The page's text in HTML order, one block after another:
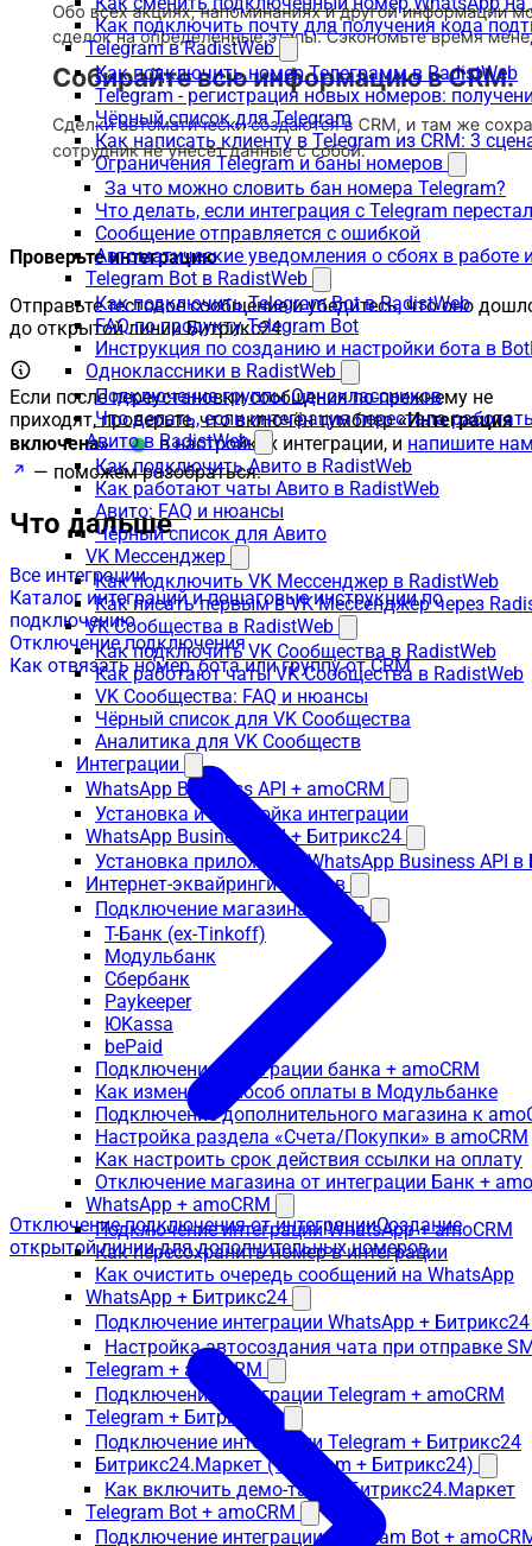
Как подключить почту для получения кода
Telegram в RadistWeb
Как подключить номер Телеграмм в RadistWeb
Telegram - регистрация новых номеров:
Чёрный список для Telegram
Как написать клиенту в Telegram из CRM: 3
Ограничения Telegram и баны номеров
За что можно словить бан номера Telegram?
Что делать, если интеграция с Telegram
Сообщение отправляется с ошибкой
Автоматические уведомления о сбоях в работе
Telegram Bot в RadistWeb
Как подключить Telegram Bot в RadistWeb
FAQ по продукту Telegram Bot
Инструкция по созданию и настройки бота в
Одноклассники в RadistWeb
Подключение группы Одноклассников
Что делать, если интеграция перестала
Авито в RadistWeb
Как подключить Авито в RadistWeb
Как работают чаты Авито в RadistWeb
Авито: FAQ и нюансы
Чёрный список для Авито
VK Мессенджер
Как подключить VK Мессенджер в RadistWeb
Как писать первым в VK Мессенджер через
VK Сообщества в RadistWeb
Как подключить VK Сообщества в RadistWeb
Как работают чаты VK Сообщества в RadistWeb
VK Сообщества: FAQ и нюансы
Чёрный список для VK Сообщества
Аналитика для VK Сообществ
Интеграции
WhatsApp Business API + amoCRM
Установка и настройка интеграции
WhatsApp Business API + Битрикс24
Установка приложения WhatsApp Business API
Интернет-эквайринги банков
Подключение магазина банка
Т-Банк (ex-Tinkoff)
Модульбанк
Сбербанк
Paykeeper
ЮKassa
bePaid
Подключение интеграции банка + amoCRM
Как изменить способ оплаты в Модульбанке
Подключение дополнительного магазина к
Настройка раздела «Счета/Покупки» в amoCRM
Как настроить срок действия ссылки на оплату
Отключение магазина от интеграции Банк +
WhatsApp + amoCRM
Подключение интеграции WhatsApp + amoCRM
Как пересохранить номер в интеграции
Как очистить очередь сообщений на WhatsApp
WhatsApp + Битрикс24
Подключение интеграции WhatsApp + Битрикс24
Настройка автосоздания чата при отправке
Telegram + amoCRM
Подключение интеграции Telegram + amoCRM
Telegram + Битрикс24
Подключение интеграции Telegram + Битрикс24
Битрикс24.Маркет (Telegram + Битрикс24)
Как включить демо-тариф Битрикс24.Маркет
Telegram Bot + amoCRM
Подключение интеграции Telegram Bot +
Проверьте интеграцию
Отправьте тестовое сообщение и убедитесь, что оно
до открытой линии Битрикс24.
Если после переустановки сообщения по-прежнему не
приходят, проверьте, что включён тумблер«Интеграция
включена»
в настройках интеграции, и напишите
— поможем разобраться.
Что дальше
Все интеграции
Каталог интеграций и пошаговые инструкции по
подключению
Отключение подключения
Как отвязать номер, бота или группу от CRM
Отключение подключения от интеграцииСоздание
открытой линии для дополнительных номеров